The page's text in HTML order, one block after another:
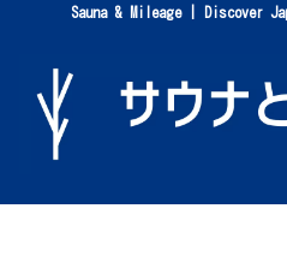
Sauna & Mileage | Discover